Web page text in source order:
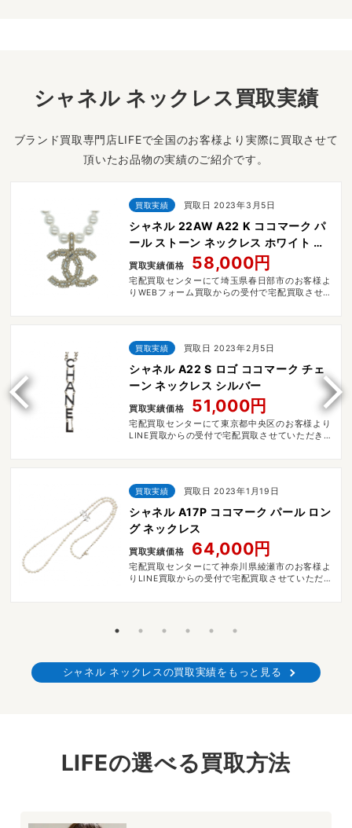
シャネル ネックレス買取実績
ブランド買取専門店LIFEで全国のお客様より実際に買取させて
頂いたお品物の実績のご紹介です。
買取実績 買取日 2023年3月5日
シャネル 22AW A22 K ココマーク パ
ール ストーン ネックレス ホワイト ゴ
ールド
買取実績価格 58,000円
宅配買取センターにて埼玉県春日部市のお客様よ
りWEBフォーム買取からの受付で宅配買取させて
買取実績 買取日 2023年2月5日
シャネル A22 S ロゴ ココマーク チェ
ーン ネックレス シルバー
買取実績価格 51,000円
宅配買取センターにて東京都中央区のお客様より
LINE買取からの受付で宅配買取させていただきま
買取実績 買取日 2023年1月19日
シャネル A17P ココマーク パール ロン
グ ネックレス
買取実績価格 64,000円
宅配買取センターにて神奈川県綾瀬市のお客様よ
りLINE買取からの受付で宅配買取させていただき
シャネル ネックレスの買取実績をもっと見る
LIFEの選べる買取方法